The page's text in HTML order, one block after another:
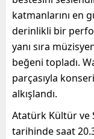
katmanlarını en
derinlikli bir
yanı sıra
beğeni topladı.
parçasıyla
alkışlandı.
Atatürk Kültür ve
tarihinde saat